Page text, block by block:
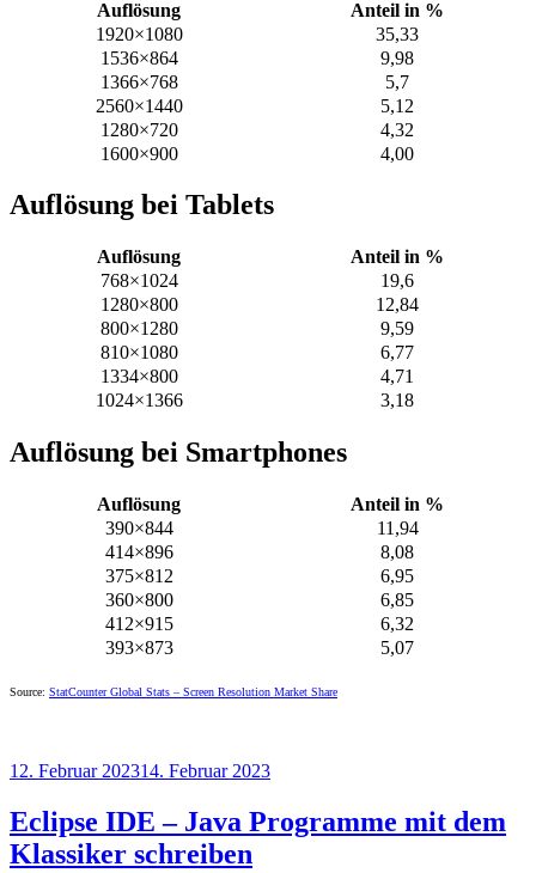
Auflösung
Anteil in %
1920×1080
35,33
1536×864
9,98
1366×768
5,7
2560×1440
5,12
1280×720
4,32
1600×900
4,00
Auflösung bei Tablets
Auflösung
Anteil in %
768×1024
19,6
1280×800
12,84
800×1280
9,59
810×1080
6,77
1334×800
4,71
1024×1366
3,18
Auflösung bei Smartphones
Auflösung
Anteil in %
390×844
11,94
414×896
8,08
375×812
6,95
360×800
6,85
412×915
6,32
393×873
5,07
Source: StatCounter Global Stats – Screen Resolution Market Share
Veröffentlicht
12. Februar 202314. Februar 2023
Eclipse IDE – Java Programme mit dem
Klassiker schreiben